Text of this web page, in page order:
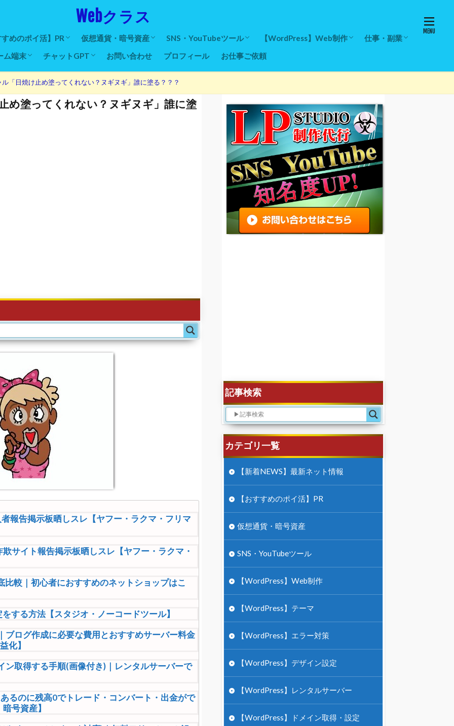
Webクラス
めのポイ活】PR
めポイ活一覧
ポイ活
トタウン
ー
リッチ
オンワールド
ミル
マネー
ィ
ス
仮想通貨・暗号資産
おすすめ口座開設取引所
BINANCE入出金・送金方法
BINANCEコンバート方法
コインチェック入出金・送金方法
コインチェックコンバート方法
MetaMaskの使い方
二段階認証(Google)
二段階認証(Microsoft)
仮想通貨の歴史
仮想通貨のリスク管理
SNS・YouTubeツール
自動化ツール導入レビュー
Twitterツール一覧
自動ツイートツール
自動フォローツール
自動フォロワー増加ツール
YouTube自動ツール
【WordPress】Web制作
ブログの始め方
【WordPress】テーマ
【WordPress】エラー対策
【WordPress】デザイン設定
【WordPress】レンタルサーバー
【WordPress】ドメイン取得・設定
【Googleアドセンス】ASPアフィリ
スパムコメント対策
仕事・副業
ム端末
ターフェース
ク
ア
PC一覧
トパソコン
ショップ
ード
チャットGPT
初め方・使い方
スマホアプリの使い方・翻訳方法
お問い合わせ プロフィール お仕事ご依頼
「日焼け止め塗ってくれない？ヌギヌギ」誰に塗る？？？
め塗ってくれない？ヌギヌギ」誰に塗
報告掲示板晒しスレ【ヤフー・ラクマ・フリマ
サイト報告掲示板晒しスレ【ヤフー・ラクマ・
較｜初心者におすすめのネットショップはこ
する方法【スタジオ・ノーコードツール】
ログ作成に必要な費用とおすすめサーバー料金
化】
取得する手順(画像付き)｜レンタルサーバーで
るのに残高0でトレード・コンバート・出金がで
号資産】
記事検索
カテゴリ一覧
【新着NEWS】最新ネット情報
【おすすめのポイ活】PR
仮想通貨・暗号資産
SNS・YouTubeツール
【WordPress】Web制作
【WordPress】テーマ
【WordPress】エラー対策
【WordPress】デザイン設定
【WordPress】レンタルサーバー
【WordPress】ドメイン取得・設定